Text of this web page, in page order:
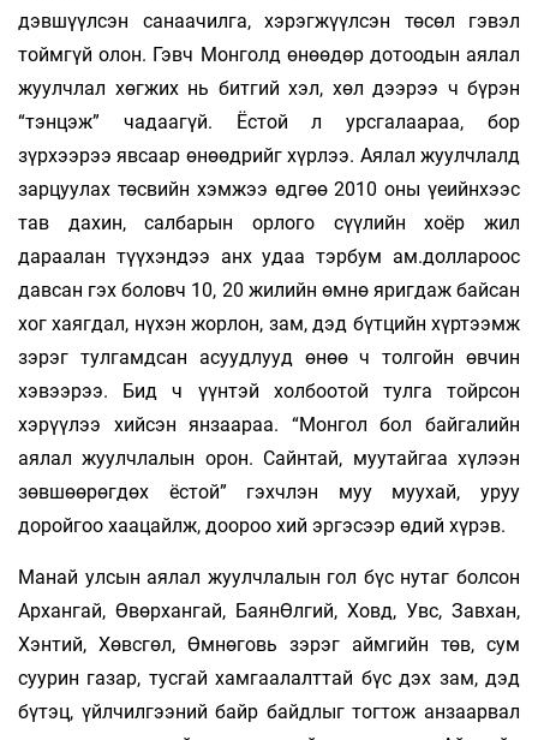
дэвшүүлсэн санаачилга, хэрэгжүүлсэн төсөл гэвэл
тоймгүй олон. Гэвч Монголд өнөөдөр дотоодын аялал
жуулчлал хөгжих нь битгий хэл, хөл дээрээ ч бүрэн
“тэнцэж” чадаагүй. Ёстой л урсгалаараа, бор
зүрхээрээ явсаар өнөөдрийг хүрлээ. Аялал жуулчлалд
зарцуулах төсвийн хэмжээ өдгөө 2010 оны үеийнхээс
тав дахин, салбарын орлого сүүлийн хоёр жил
дараалан түүхэндээ анх удаа тэрбум ам.доллароос
давсан гэх боловч 10, 20 жилийн өмнө яригдаж байсан
хог хаягдал, нүхэн жорлон, зам, дэд бүтцийн хүртээмж
зэрэг тулгамдсан асуудлууд өнөө ч толгойн өвчин
хэвээрээ. Бид ч үүнтэй холбоотой тулга тойрсон
хэрүүлээ хийсэн янзаараа. “Монгол бол байгалийн
аялал жуулчлалын орон. Сайнтай, муутайгаа хүлээн
зөвшөөрөгдөх ёстой” гэхчлэн муу муухай, уруу
доройгоо хаацайлж, доороо хий эргэсээр өдий хүрэв.
Манай улсын аялал жуулчлалын гол бүс нутаг болсон
Архангай, Өвөрхангай, БаянӨлгий, Ховд, Увс, Завхан,
Хэнтий, Хөвсгөл, Өмнөговь зэрэг аймгийн төв, сум
суурин газар, тусгай хамгаалалттай бүс дэх зам, дэд
бүтэц, үйлчилгээний байр байдлыг тогтож анзаарвал